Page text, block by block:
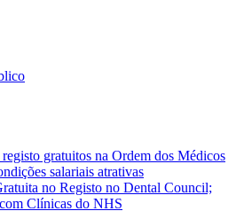
gratuitos na Ordem dos Médicos
salariais atrativas
no Registo no Dental Council;
Clínicas do NHS